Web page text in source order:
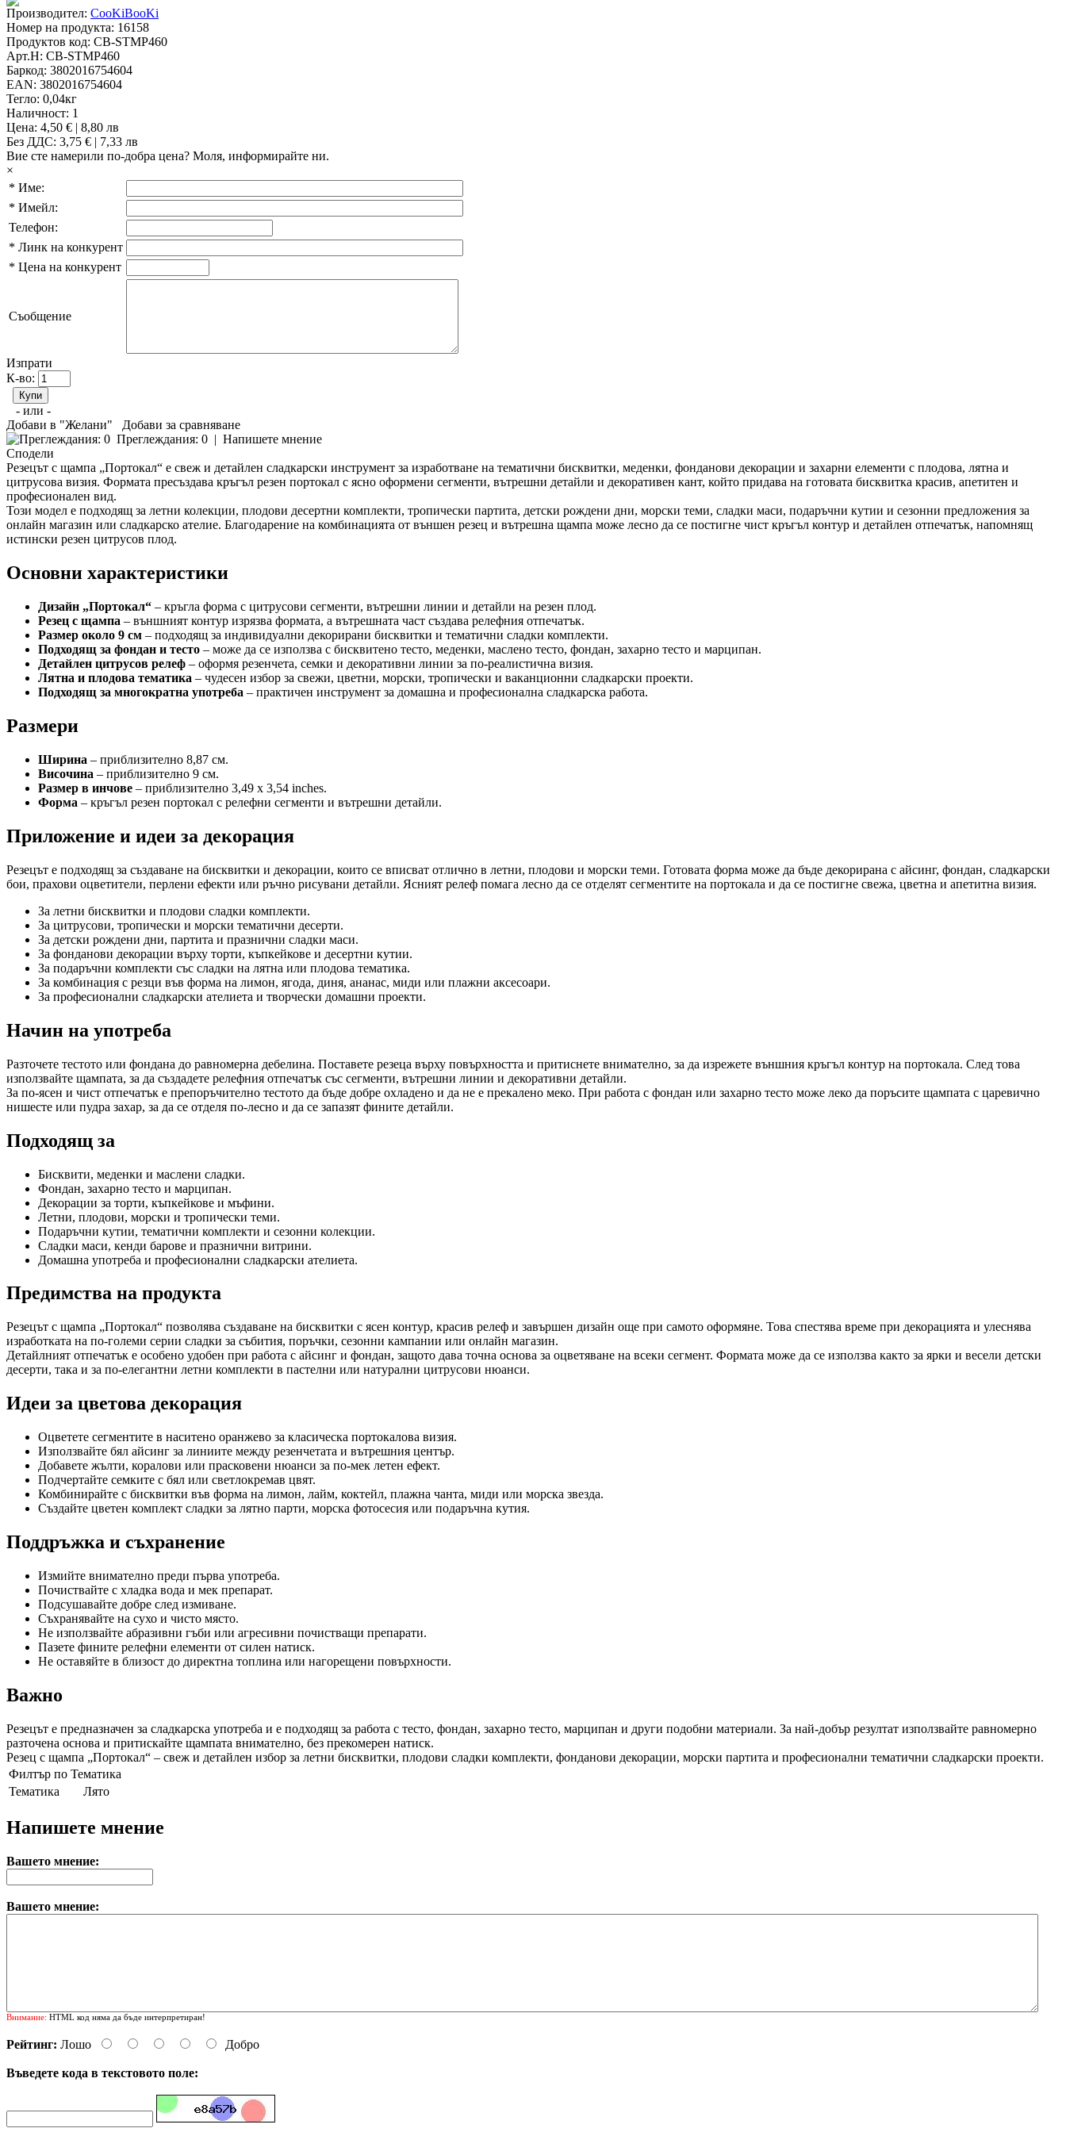
Производител: CooKiBooKi
Номер на продукта: 16158
Продуктов код: CB-STMP460
Арт.Н: CB-STMP460
Баркод: 3802016754604
EAN: 3802016754604
Тегло: 0,04кг
Наличност: 1
Цена: 4,50 € | 8,80 лв
Без ДДС: 3,75 € | 7,33 лв
Вие сте намерили по-добра цена? Моля, информирайте ни.
×
* Име:
* Имейл:
Телефон:
* Линк на конкурент
* Цена на конкурент
Съобщение
Изпрати
К-во:
- или -
Добави в "Желани"
Добави за сравняване
Преглеждания: 0 | Напишете мнение
Сподели
Резецът с щампа „Портокал“ е свеж и детайлен сладкарски инструмент за изработване на тематични бисквитки, меденки, фонданови декорации и захарни елементи с плодова, лятна и
цитрусова визия. Формата пресъздава кръгъл резен портокал с ясно оформени сегменти, вътрешни детайли и декоративен кант, който придава на готовата бисквитка красив, апетитен и
професионален вид.
Този модел е подходящ за летни колекции, плодови десертни комплекти, тропически партита, детски рождени дни, морски теми, сладки маси, подаръчни кутии и сезонни предложения за
онлайн магазин или сладкарско ателие. Благодарение на комбинацията от външен резец и вътрешна щампа може лесно да се постигне чист кръгъл контур и детайлен отпечатък, напомнящ
истински резен цитрусов плод.
Основни характеристики
Дизайн „Портокал“ – кръгла форма с цитрусови сегменти, вътрешни линии и детайли на резен плод.
Резец с щампа – външният контур изрязва формата, а вътрешната част създава релефния отпечатък.
Размер около 9 см – подходящ за индивидуални декорирани бисквитки и тематични сладки комплекти.
Подходящ за фондан и тесто – може да се използва с бисквитено тесто, меденки, маслено тесто, фондан, захарно тесто и марципан.
Детайлен цитрусов релеф – оформя резенчета, семки и декоративни линии за по-реалистична визия.
Лятна и плодова тематика – чудесен избор за свежи, цветни, морски, тропически и ваканционни сладкарски проекти.
Подходящ за многократна употреба – практичен инструмент за домашна и професионална сладкарска работа.
Размери
Ширина – приблизително 8,87 см.
Височина – приблизително 9 см.
Размер в инчове – приблизително 3,49 x 3,54 inches.
Форма – кръгъл резен портокал с релефни сегменти и вътрешни детайли.
Приложение и идеи за декорация
Резецът е подходящ за създаване на бисквитки и декорации, които се вписват отлично в летни, плодови и морски теми. Готовата форма може да бъде декорирана с айсинг, фондан, сладкарски
бои, прахови оцветители, перлени ефекти или ръчно рисувани детайли. Ясният релеф помага лесно да се отделят сегментите на портокала и да се постигне свежа, цветна и апетитна визия.
За летни бисквитки и плодови сладки комплекти.
За цитрусови, тропически и морски тематични десерти.
За детски рождени дни, партита и празнични сладки маси.
За фонданови декорации върху торти, къпкейкове и десертни кутии.
За подаръчни комплекти със сладки на лятна или плодова тематика.
За комбинация с резци във форма на лимон, ягода, диня, ананас, миди или плажни аксесоари.
За професионални сладкарски ателиета и творчески домашни проекти.
Начин на употреба
Разточете тестото или фондана до равномерна дебелина. Поставете резеца върху повърхността и притиснете внимателно, за да изрежете външния кръгъл контур на портокала. След това
използвайте щампата, за да създадете релефния отпечатък със сегменти, вътрешни линии и декоративни детайли.
За по-ясен и чист отпечатък е препоръчително тестото да бъде добре охладено и да не е прекалено меко. При работа с фондан или захарно тесто може леко да поръсите щампата с царевично
нишесте или пудра захар, за да се отделя по-лесно и да се запазят фините детайли.
Подходящ за
Бисквити, меденки и маслени сладки.
Фондан, захарно тесто и марципан.
Декорации за торти, къпкейкове и мъфини.
Летни, плодови, морски и тропически теми.
Подаръчни кутии, тематични комплекти и сезонни колекции.
Сладки маси, кенди барове и празнични витрини.
Домашна употреба и професионални сладкарски ателиета.
Предимства на продукта
Резецът с щампа „Портокал“ позволява създаване на бисквитки с ясен контур, красив релеф и завършен дизайн още при самото оформяне. Това спестява време при декорацията и улеснява
изработката на по-големи серии сладки за събития, поръчки, сезонни кампании или онлайн магазин.
Детайлният отпечатък е особено удобен при работа с айсинг и фондан, защото дава точна основа за оцветяване на всеки сегмент. Формата може да се използва както за ярки и весели детски
десерти, така и за по-елегантни летни комплекти в пастелни или натурални цитрусови нюанси.
Идеи за цветова декорация
Оцветете сегментите в наситено оранжево за класическа портокалова визия.
Използвайте бял айсинг за линиите между резенчетата и вътрешния център.
Добавете жълти, коралови или прасковени нюанси за по-мек летен ефект.
Подчертайте семките с бял или светлокремав цвят.
Комбинирайте с бисквитки във форма на лимон, лайм, коктейл, плажна чанта, миди или морска звезда.
Създайте цветен комплект сладки за лятно парти, морска фотосесия или подаръчна кутия.
Поддръжка и съхранение
Измийте внимателно преди първа употреба.
Почиствайте с хладка вода и мек препарат.
Подсушавайте добре след измиване.
Съхранявайте на сухо и чисто място.
Не използвайте абразивни гъби или агресивни почистващи препарати.
Пазете фините релефни елементи от силен натиск.
Не оставяйте в близост до директна топлина или нагорещени повърхности.
Важно
Резецът е предназначен за сладкарска употреба и е подходящ за работа с тесто, фондан, захарно тесто, марципан и други подобни материали. За най-добър резултат използвайте равномерно
разточена основа и притискайте щампата внимателно, без прекомерен натиск.
Резец с щампа „Портокал“ – свеж и детайлен избор за летни бисквитки, плодови сладки комплекти, фонданови декорации, морски партита и професионални тематични сладкарски проекти.
Филтър по Тематика
Тематика
Лято
Напишете мнение
Вашето мнение:
Вашето мнение:
Внимание: HTML код няма да бъде интерпретиран!
Рейтинг: Лошо Добро
Въведете кода в текстовото поле: